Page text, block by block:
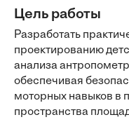
Цель работы
Разработать
проектированию
анализа
обеспечивая
моторных навыков в
пространства